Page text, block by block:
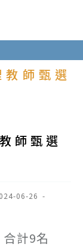
教 師 甄 選
師 甄 選
06-26
計9名